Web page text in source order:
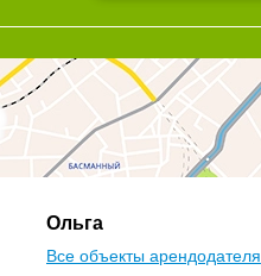
Ольга
Все объекты арендодателя